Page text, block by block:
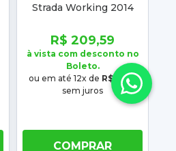
Strada Working 2014
2019 Texturizado Com
Furo
R$ 209,59
à vista com desconto no
Boleto.
ou em até 12x de R$ 17,47
sem juros
COMPRAR